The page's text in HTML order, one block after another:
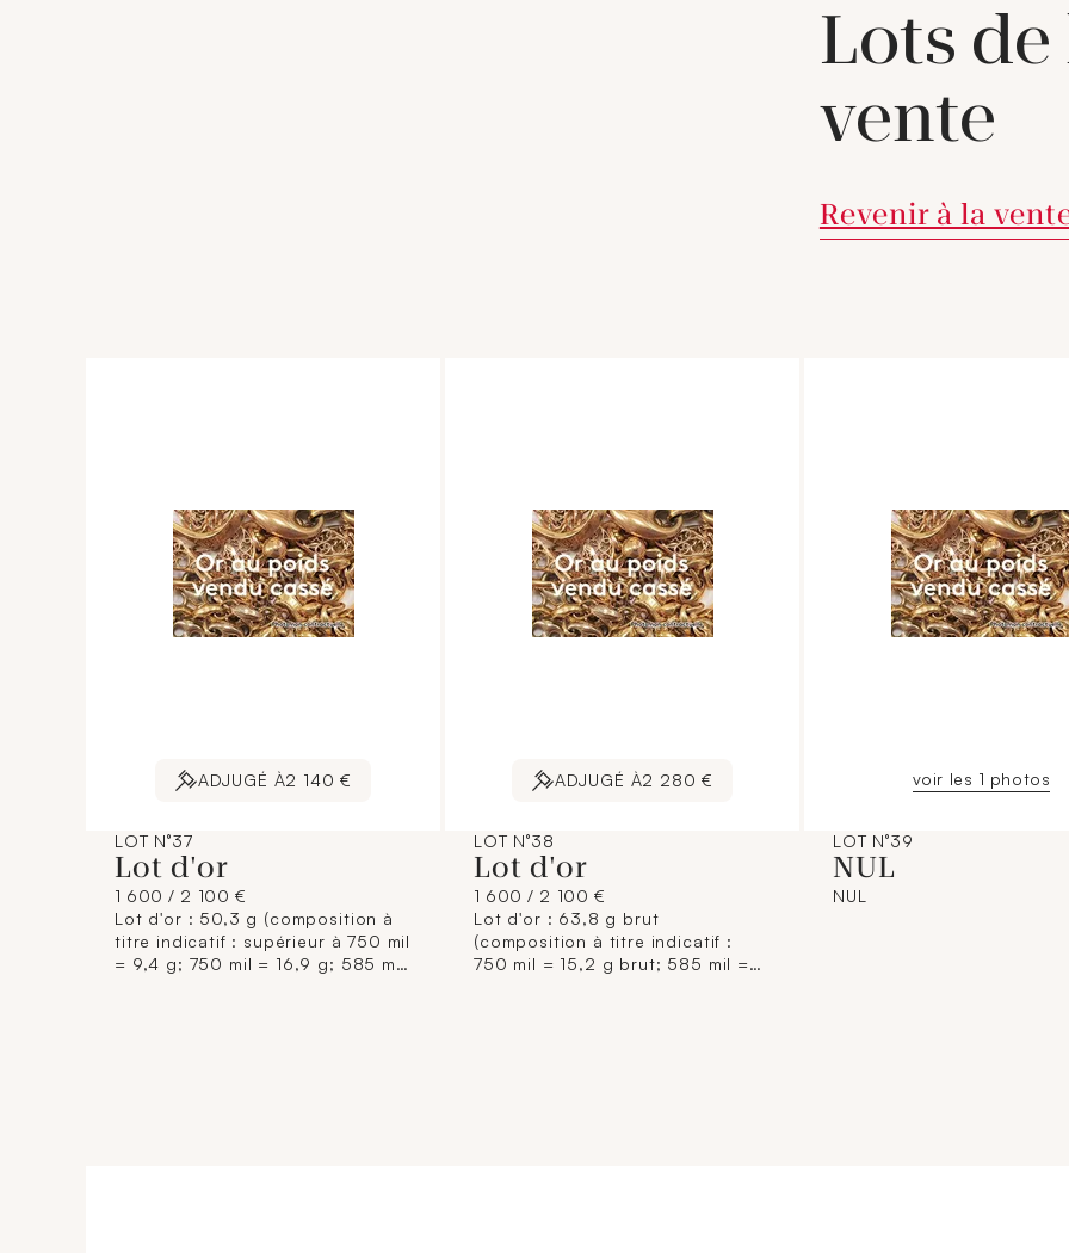
Lots de
vente
Revenir à la
ADJUGÉ À2 140 €
LOT N°37
Lot d'or
1 600 / 2 100 €
Lot d'or : 50,3 g (composition à
titre indicatif : supérieur à 750 mil
= 9,4 g; 750 mil = 16,9 g; 585 mil
ADJUGÉ À2 280 €
LOT N°38
Lot d'or
1 600 / 2 100 €
Lot d'or : 63,8 g brut
(composition à titre indicatif :
750 mil = 15,2 g brut; 585 mil =
voir les 1 photos
LOT N°39
NUL
NUL